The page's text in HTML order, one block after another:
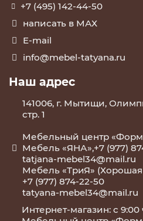
+7 (495) 142-44-50
написать в МАХ
E-mail
info@mebel-tatyana.ru
Наш адрес
141006, г. Мытищи,
стр. 1
Мебельный центр
Мебель «ЯНА»,+7 (977)
tatjana-mebel34@mail.ru
Мебель «ТриЯ»
+7 (977) 874-22-50
tatyana-mebel34@mail.ru
Интернет-магазин: с 9:00